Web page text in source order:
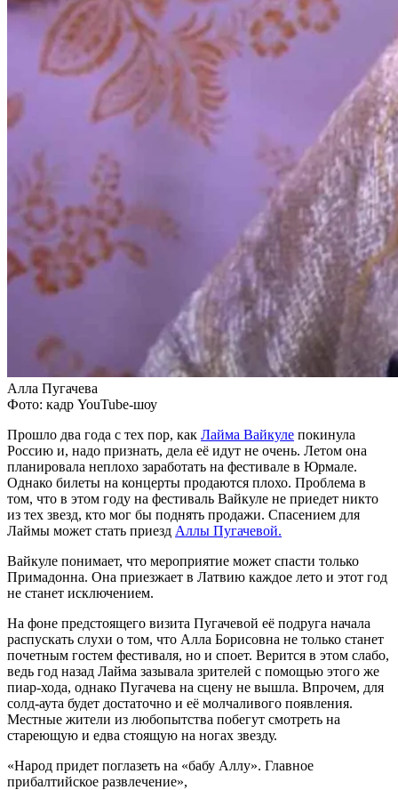
Алла Пугачева
Фото: кадр YouTube-шоу
Прошло два года с тех пор, как Лайма Вайкуле покинула
Россию и, надо признать, дела её идут не очень. Летом она
планировала неплохо заработать на фестивале в Юрмале.
Однако билеты на концерты продаются плохо. Проблема в
том, что в этом году на фестиваль Вайкуле не приедет никто
из тех звезд, кто мог бы поднять продажи. Спасением для
Лаймы может стать приезд Аллы Пугачевой.
Вайкуле понимает, что мероприятие может спасти только
Примадонна. Она приезжает в Латвию каждое лето и этот год
не станет исключением.
На фоне предстоящего визита Пугачевой её подруга начала
распускать слухи о том, что Алла Борисовна не только станет
почетным гостем фестиваля, но и споет. Верится в этом слабо,
ведь год назад Лайма зазывала зрителей с помощью этого же
пиар-хода, однако Пугачева на сцену не вышла. Впрочем, для
солд-аута будет достаточно и её молчаливого появления.
Местные жители из любопытства побегут смотреть на
стареющую и едва стоящую на ногах звезду.
«Народ придет поглазеть на «бабу Аллу». Главное
прибалтийское развлечение»,